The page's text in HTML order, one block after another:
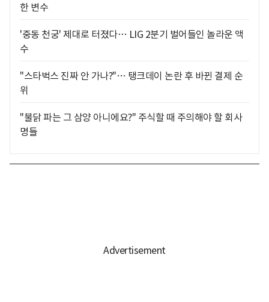
한 변수
'중동 천궁' 제대로 터졌다… LIG 2분기 벌어들인 놀라운 액
수
"스타벅스 진짜 안 가나?"… 탱크데이 논란 후 바뀐 결제 순
위
"불닭 파는 그 삼양 아니에요?" 주식할 때 주의해야 할 회사
명들